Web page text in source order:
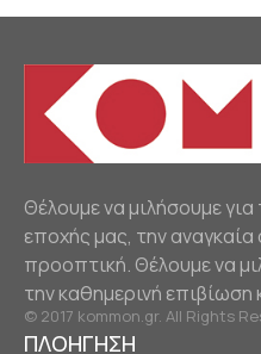
Θέλουμε να μιλήσουμε
εποχής μας, την αναγκαία
προοπτική. Θέλουμε να
την καθημερινή επιβίωση
© 2017 kommon.gr. All Rights
ΠΛΟΗΓΗΣΗ